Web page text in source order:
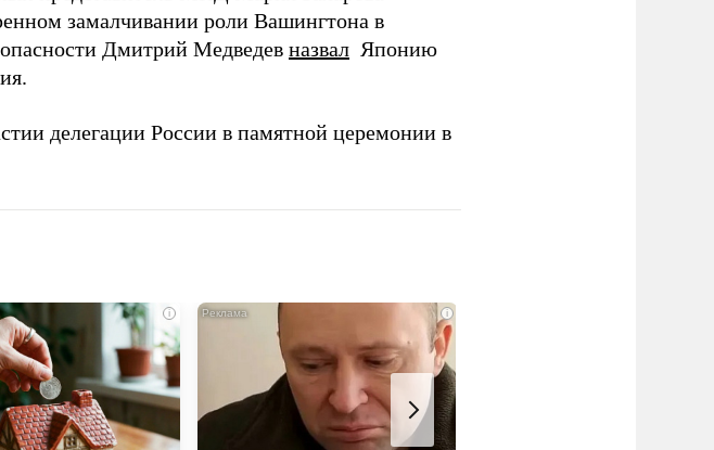
замалчивании роли Вашингтона в
Дмитрий Медведев назвал Японию
делегации России в памятной церемонии в
i i